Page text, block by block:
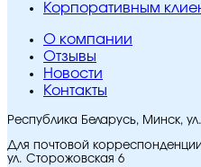
Корпоративным
O компании
Отзывы
Новости
Контакты
Республика Беларусь, Минск,
Для почтовой
ул. Сторожовская 6